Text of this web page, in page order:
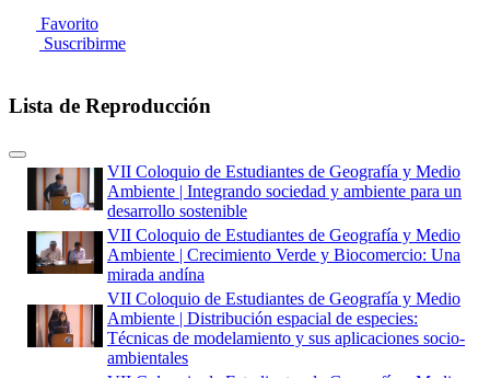
Favorito
Suscribirme
Lista de Reproducción
VII Coloquio de Estudiantes de Geografía y Medio
Ambiente | Integrando sociedad y ambiente para un
desarrollo sostenible
VII Coloquio de Estudiantes de Geografía y Medio
Ambiente | Crecimiento Verde y Biocomercio: Una
mirada andína
VII Coloquio de Estudiantes de Geografía y Medio
Ambiente | Distribución espacial de especies:
Técnicas de modelamiento y sus aplicaciones socio-
ambientales
VII Coloquio de Estudiantes de Geografía y Medio